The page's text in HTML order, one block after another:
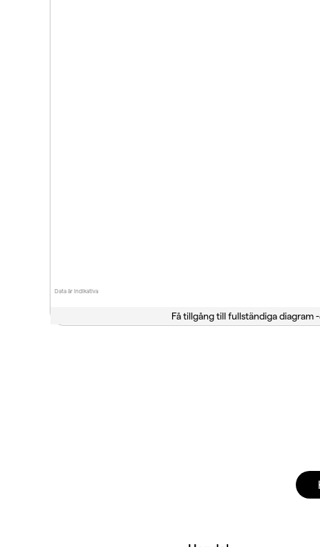
Data är indikativa
Få tillgång till fullständiga diagram -